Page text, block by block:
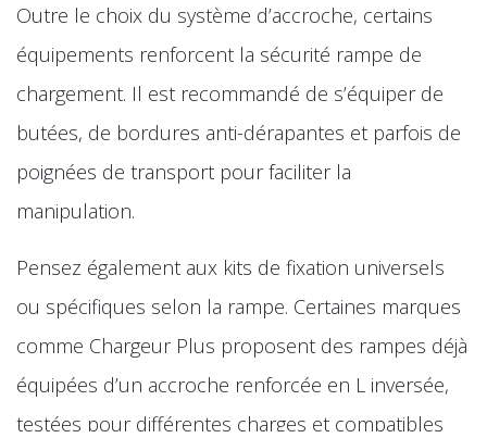
Outre le choix du système d’accroche, certains
équipements renforcent la sécurité rampe de
chargement. Il est recommandé de s’équiper de
butées, de bordures anti-dérapantes et parfois de
poignées de transport pour faciliter la
manipulation.
Pensez également aux kits de fixation universels
ou spécifiques selon la rampe. Certaines marques
comme Chargeur Plus proposent des rampes déjà
équipées d’un accroche renforcée en L inversée,
testées pour différentes charges et compatibles